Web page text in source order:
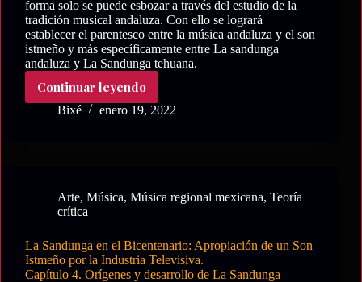
forma solo se puede esbozar a través del estudio de la
tradición musical andaluza. Con ello se logrará
establecer el parentesco entre la música andaluza y el son
istmeño y más específicamente entre La sandunga
andaluza y La Sandunga tehuana.
Continuar leyendo
La
Sandunga
de
un
Istmeño
por
la
Bixé enero 19, 2022
Arte, Música, Música regional mexicana, Teoría
crítica
La Sandunga en el Bicentenario: Apropiación de un Son
Istmeño por la Industria Televisiva.
Capítulo 4. Orígenes y desarrollo de La Sandunga